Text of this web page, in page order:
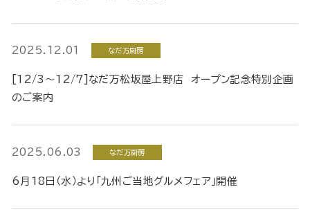
2025.12.01 なだ万厨房
[12/3～12/7]なだ万松坂屋上野店 オープン記念特別企画
のご案内
2025.06.03 なだ万厨房
6月18日（水）より「九州ご当地グルメフェア」開催